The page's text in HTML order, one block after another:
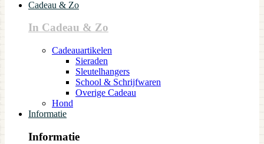
Cadeau & Zo
In Cadeau & Zo
Cadeauartikelen
Sieraden
Sleutelhangers
School & Schrijfwaren
Overige Cadeau
Hond
Informatie
Informatie